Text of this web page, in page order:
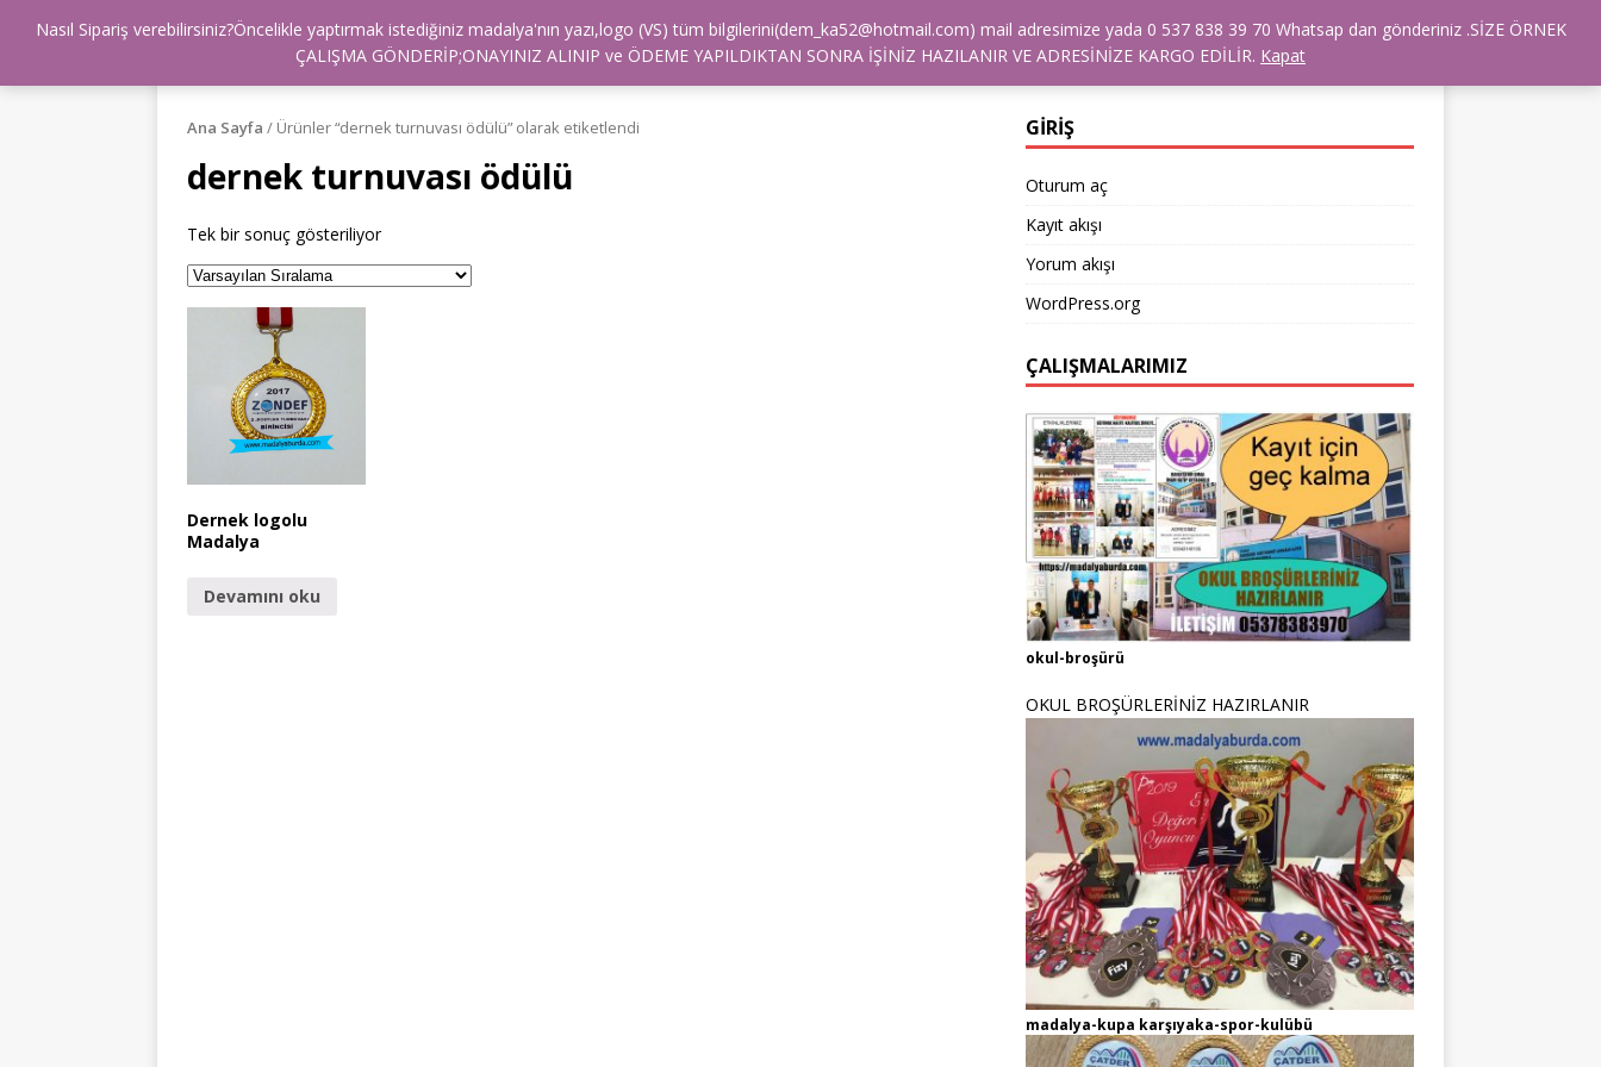
Nasıl Sipariş verebilirsiniz?Öncelikle yaptırmak istediğiniz madalya'nın yazı,logo (VS) tüm bilgilerini(dem_ka52@hotmail.com) mail adresimize yada 0 537 838 39 70 Whatsap dan gönderiniz .SİZE ÖRNEK
ÇALIŞMA GÖNDERİP;ONAYINIZ ALINIP ve ÖDEME YAPILDIKTAN SONRA İŞİNİZ HAZILANIR VE ADRESİNİZE KARGO EDİLİR. Kapat
FULLMARKETİM İLETİŞİM NASIL SIPARIŞ VEREBILIRIM? ÖDEME REFERANSLARIMIZ TÜM ÜRÜNLER
Ana Sayfa / Ürünler “dernek turnuvası ödülü” olarak etiketlendi
dernek turnuvası ödülü
Tek bir sonuç gösteriliyor
Dernek logolu
Madalya
Devamını oku
GİRİŞ
Oturum aç
Kayıt akışı
Yorum akışı
WordPress.org
ÇALIŞMALARIMIZ
okul-broşürü
OKUL BROŞÜRLERİNİZ HAZIRLANIR
madalya-kupa karşıyaka-spor-kulübü